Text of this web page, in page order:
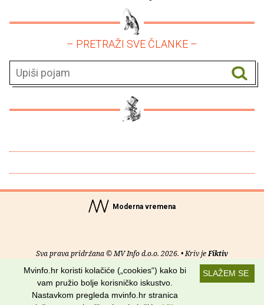
– PRETRAŽI SVE ČLANKE –
Moderna vremena
Sva prava pridržana © MV Info d.o.o. 2026. • Kriv jeFiktiv
Uvjeti korištenja RSS kanali
Potraži nas na:
SLAŽEM SE
Mvinfo.hr koristi kolačiće („cookies“) kako bi
vam pružio bolje korisničko iskustvo.
Nastavkom pregleda mvinfo.hr stranica